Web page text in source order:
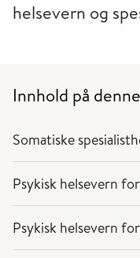
helsevern og
Innhold på
Somatiske
Psykisk helsevern
Psykisk helsevern